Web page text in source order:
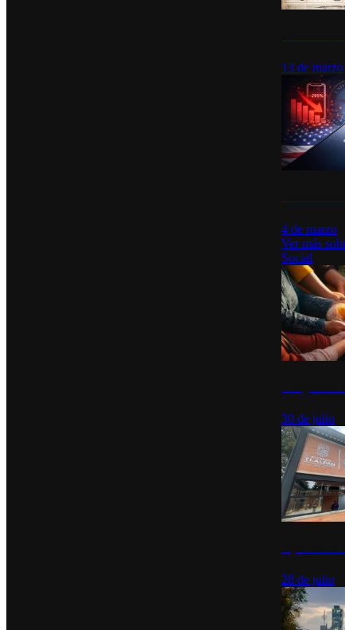
13 de marzo
4 de marzo
Ver más
Social
30 de julio
28 de julio